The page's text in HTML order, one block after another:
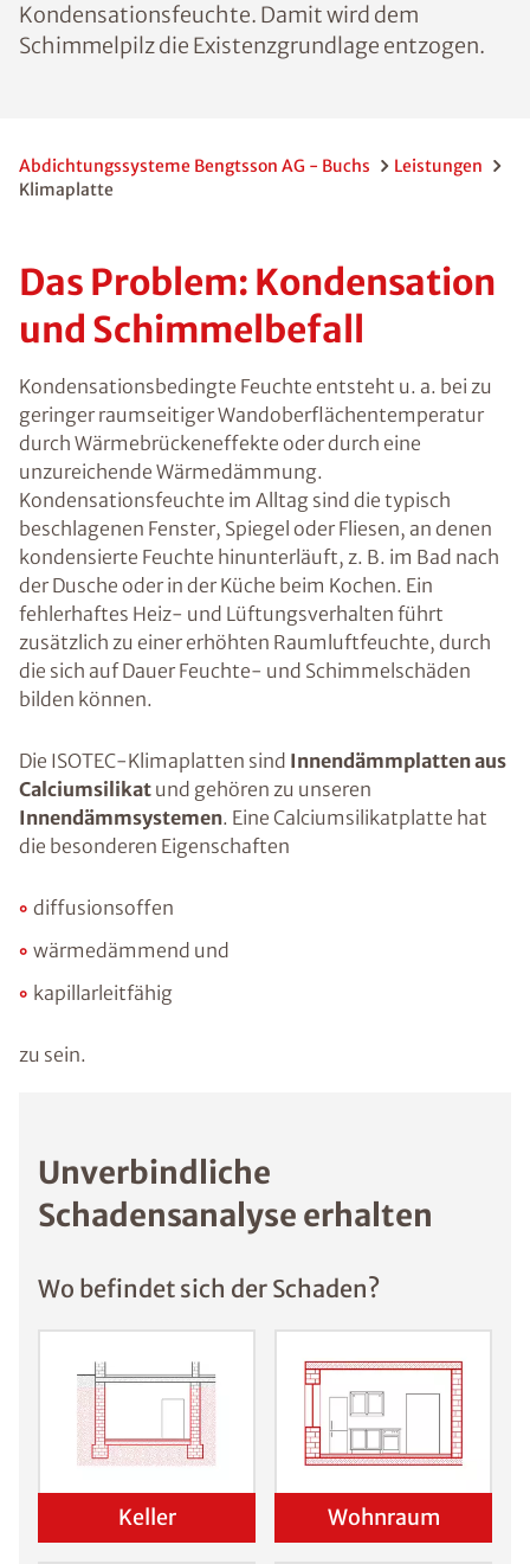
Kondensationsfeuchte. Damit wird dem
Schimmelpilz die Existenzgrundlage entzogen.
Abdichtungssysteme Bengtsson AG - Buchs
Leistungen
Klimaplatte
Das Problem: Kondensation
und Schimmelbefall
Kondensationsbedingte Feuchte entsteht u. a. bei zu
geringer raumseitiger Wandoberflächentemperatur
durch Wärmebrückeneffekte oder durch eine
unzureichende Wärmedämmung.
Kondensationsfeuchte im Alltag sind die typisch
beschlagenen Fenster, Spiegel oder Fliesen, an denen
kondensierte Feuchte hinunterläuft, z. B. im Bad nach
der Dusche oder in der Küche beim Kochen. Ein
fehlerhaftes Heiz- und Lüftungsverhalten führt
zusätzlich zu einer erhöhten Raumluftfeuchte, durch
die sich auf Dauer Feuchte- und Schimmelschäden
bilden können.
Die ISOTEC-Klimaplatten sind Innendämmplatten aus
Calciumsilikat und gehören zu unseren
Innendämmsystemen. Eine Calciumsilikatplatte hat
die besonderen Eigenschaften
diffusionsoffen
wärmedämmend und
kapillarleitfähig
zu sein.
Unverbindliche
Schadensanalyse erhalten
Wo befindet sich der Schaden?
Keller Wohnraum